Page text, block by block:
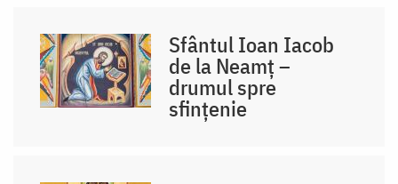
Sfântul Ioan Iacob
de la Neamț –
drumul spre
sfințenie